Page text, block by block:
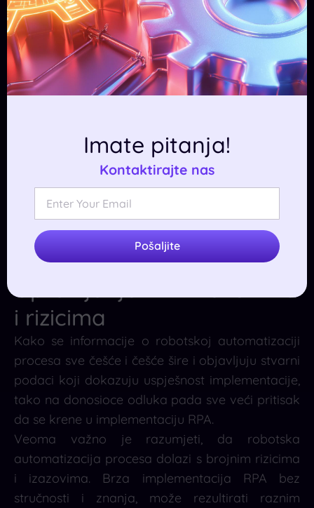
Upravljanje RPA izazovima
i rizicima
Kako se informacije o robotskoj automatizaciji
procesa sve češće i češće šire i objavljuju stvarni
podaci koji dokazuju uspješnost implementacije,
tako na donosioce odluka pada sve veći pritisak
da se krene u implementaciju RPA.
Veoma važno je razumjeti, da robotska
automatizacija procesa dolazi s brojnim rizicima
i izazovima. Brza implementacija RPA bez
stručnosti i znanja, može rezultirati raznim
Imate pitanja!
Kontaktirajte nas
Pošaljite